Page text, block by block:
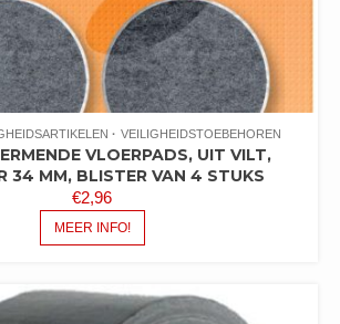
VEILIGHEIDSTOEBEHOREN
VLOERPADS, UIT VILT,
34 MM, BLISTER VAN 4 STUKS
€2,96
MEER INFO!